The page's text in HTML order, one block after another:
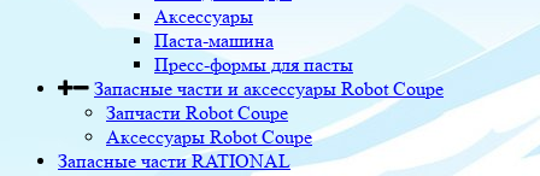
Аксессуары
Паста-машина
Пресс-формы для пасты
Запасные части и аксессуары Robot Coupe
Запчасти Robot Coupe
Аксессуары Robot Coupe
Запасные части RATIONAL